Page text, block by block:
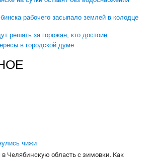
рабочего засыпало землей в колодце
решать за горожан, кто достоин
в городской думе
чижи
Челябинскую область с зимовки. Как